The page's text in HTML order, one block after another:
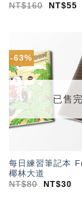
NT$160 NT$55
-63%
已售完
每日練習筆記本
椰林大道
NT$80 NT$30